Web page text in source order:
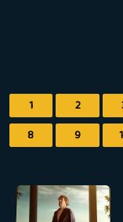
1 2
8
9